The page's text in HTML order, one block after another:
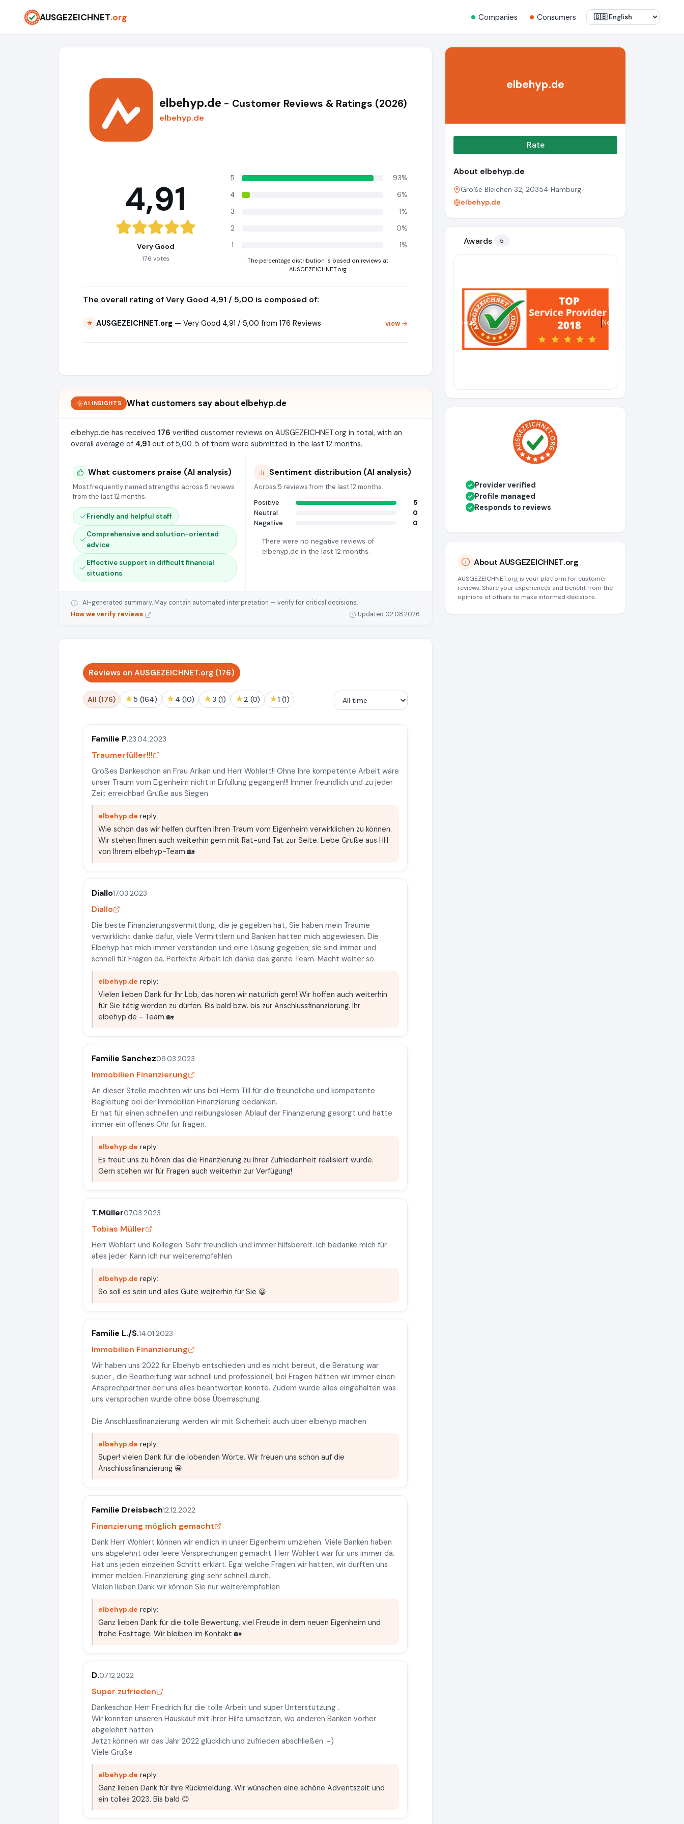
AUSGEZEICHNET.org Companies Consumers
elbehyp.de - Customer Reviews & Ratings (2026)
elbehyp.de
4,91
Very Good
176 votes
5
93%
4
6%
3
1%
2
0%
1
1%
The percentage distribution is based on reviews at
AUSGEZEICHNET.org
The overall rating of Very Good 4,91 / 5,00 is composed of:
★ AUSGEZEICHNET.org — Very Good 4,91 / 5,00 from 176 Reviews view →
AI INSIGHTS What customers say about elbehyp.de
elbehyp.de has received 176 verified customer reviews on AUSGEZEICHNET.org in total, with an
overall average of 4,91 out of 5,00. 5 of them were submitted in the last 12 months.
What customers praise (AI analysis)
Most frequently named strengths across 5 reviews
from the last 12 months.
Friendly and helpful staff
Comprehensive and solution-oriented
advice
Effective support in difficult financial
situations
Sentiment distribution (AI analysis)
Across 5 reviews from the last 12 months.
Positive
5
Neutral
0
Negative
0
There were no negative reviews of
elbehyp.de in the last 12 months.
AI-generated summary. May contain automated interpretation — verify for critical decisions.
How we verify reviews
Updated 02.08.2026
Reviews on AUSGEZEICHNET.org (176)
All (176) ★ 5 (164) ★ 4 (10) ★ 3 (1) ★ 2 (0) ★ 1 (1)
Familie P.23.04.2023
Traumerfüller!!!
Großes Dankeschön an Frau Arikan und Herr Wohlert!! Ohne Ihre kompetente Arbeit wäre
unser Traum vom Eigenheim nicht in Erfüllung gegangen!!! Immer freundlich und zu jeder
Zeit erreichbar! Grüße aus Siegen
elbehyp.de reply:
Wie schön das wir helfen durften Ihren Traum vom Eigenheim verwirklichen zu können.
Wir stehen Ihnen auch weiterhin gern mit Rat-und Tat zur Seite. Liebe Grüße aus HH
von Ihrem elbehyp-Team 🏡
Diallo17.03.2023
Diallo
Die beste Finanzierungsvermittlung, die je gegeben hat, Sie haben mein Träume
verwirklicht danke dafür, viele Vermittlern und Banken hatten mich abgewiesen. Die
Elbehyp hat mich immer verstanden und eine Lösung gegeben, sie sind immer und
schnell für Fragen da. Perfekte Arbeit ich danke das ganze Team. Macht weiter so.
elbehyp.de reply:
Vielen lieben Dank für Ihr Lob, das hören wir natürlich gern! Wir hoffen auch weiterhin
für Sie tätig werden zu dürfen. Bis bald bzw. bis zur Anschlussfinanzierung. Ihr
elbehyp.de - Team 🏡
Familie Sanchez09.03.2023
Immobilien Finanzierung
An dieser Stelle möchten wir uns bei Herrn Till für die freundliche und kompetente
Begleitung bei der Immobilien Finanzierung bedanken.
Er hat für einen schnellen und reibungslosen Ablauf der Finanzierung gesorgt und hatte
immer ein offenes Ohr für fragen.
elbehyp.de reply:
Es freut uns zu hören das die Finanzierung zu Ihrer Zufriedenheit realisiert wurde.
Gern stehen wir für Fragen auch weiterhin zur Verfügung!
T.Müller07.03.2023
Tobias Müller
Herr Wohlert und Kollegen. Sehr freundlich und immer hilfsbereit. Ich bedanke mich für
alles jeder. Kann ich nur weiterempfehlen
elbehyp.de reply:
So soll es sein und alles Gute weiterhin für Sie 😀
Familie L./S.14.01.2023
Immobilien Finanzierung
Wir haben uns 2022 für Elbehyb entschieden und es nicht bereut, die Beratung war
super , die Bearbeitung war schnell und professionell, bei Fragen hätten wir immer einen
Ansprechpartner der uns alles beantworten konnte. Zudem wurde alles eingehalten was
uns versprochen wurde ohne böse Überraschung.
Die Anschlussfinanzierung werden wir mit Sicherheit auch über elbehyp machen
elbehyp.de reply:
Super! vielen Dank für die lobenden Worte. Wir freuen uns schon auf die
Anschlussfinanzierung 😀
Familie Dreisbach12.12.2022
Finanzierung möglich gemacht
Dank Herr Wohlert können wir endlich in unser Eigenheim umziehen. Viele Banken haben
uns abgelehnt oder leere Versprechungen gemacht. Herr Wohlert war für uns immer da.
Hat uns jeden einzelnen Schritt erklärt. Egal welche Fragen wir hatten, wir durften uns
immer melden. Finanzierung ging sehr schnell durch.
Vielen lieben Dank wir können Sie nur weiterempfehlen
elbehyp.de reply:
Ganz lieben Dank für die tolle Bewertung, viel Freude in dem neuen Eigenheim und
frohe Festtage. Wir bleiben im Kontakt 🏡
D.07.12.2022
Super zufrieden
Dankeschön Herr Friedrich für die tolle Arbeit und super Unterstützung .
Wir konnten unseren Hauskauf mit ihrer Hilfe umsetzen, wo anderen Banken vorher
abgelehnt hatten.
Jetzt können wir das Jahr 2022 glücklich und zufrieden abschließen :-)
Viele Grüße
elbehyp.de reply:
Ganz lieben Dank für Ihre Rückmeldung. Wir wünschen eine schöne Adventszeit und
ein tolles 2023. Bis bald 😊
elbehyp.de
Rate
About elbehyp.de
Große Bleichen 32, 20354 Hamburg
elbehyp.de
Awards 5
Previous Next
✓ Provider verified
✓ Profile managed
✓ Responds to reviews
About AUSGEZEICHNET.org
AUSGEZEICHNET.org is your platform for customer
reviews. Share your experiences and benefit from the
opinions of others to make informed decisions.